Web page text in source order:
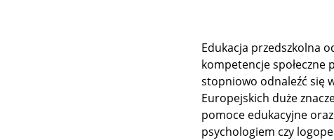
Edukacja przedszkolna
kompetencje społeczne
stopniowo odnaleźć się
Europejskich duże
pomoce edukacyjne
psychologiem czy